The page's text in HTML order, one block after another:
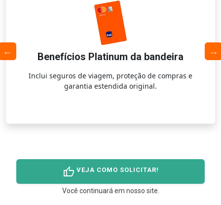
Benefícios Platinum da bandeira
Inclui seguros de viagem, proteção de compras e
garantia estendida original.
thumb_up VEJA COMO SOLICITAR!
Você continuará em nosso site.